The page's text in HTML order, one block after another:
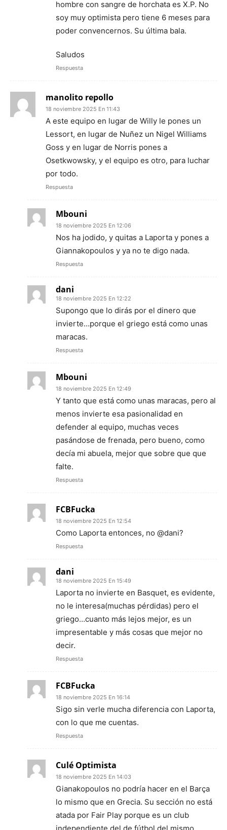
hombre con sangre de horchata es X.P. No
soy muy optimista pero tiene 6 meses para
poder convencernos. Su última bala.
Saludos
Respuesta
manolito repollo
18 noviembre 2025 En 11:43
A este equipo en lugar de Willy le pones un
Lessort, en lugar de Nuñez un Nigel Williams
Goss y en lugar de Norris pones a
Osetkwowsky, y el equipo es otro, para luchar
por todo.
Respuesta
Mbouni
18 noviembre 2025 En 12:06
Nos ha jodido, y quitas a Laporta y pones a
Giannakopoulos y ya no te digo nada.
Respuesta
dani
18 noviembre 2025 En 12:22
Supongo que lo dirás por el dinero que
invierte…porque el griego está como unas
maracas.
Respuesta
Mbouni
18 noviembre 2025 En 12:49
Y tanto que está como unas maracas, pero al
menos invierte esa pasionalidad en
defender al equipo, muchas veces
pasándose de frenada, pero bueno, como
decía mi abuela, mejor que sobre que que
falte.
Respuesta
FCBFucka
18 noviembre 2025 En 12:54
Como Laporta entonces, no @dani?
Respuesta
dani
18 noviembre 2025 En 15:49
Laporta no invierte en Basquet, es evidente,
no le interesa(muchas pérdidas) pero el
griego…cuanto más lejos mejor, es un
impresentable y más cosas que mejor no
decir.
Respuesta
FCBFucka
18 noviembre 2025 En 16:14
Sigo sin verle mucha diferencia con Laporta,
con lo que me cuentas.
Respuesta
Culé Optimista
18 noviembre 2025 En 14:03
Gianakopoulos no podría hacer en el Barça
lo mismo que en Grecia. Su sección no está
atada por Fair Play porque es un club